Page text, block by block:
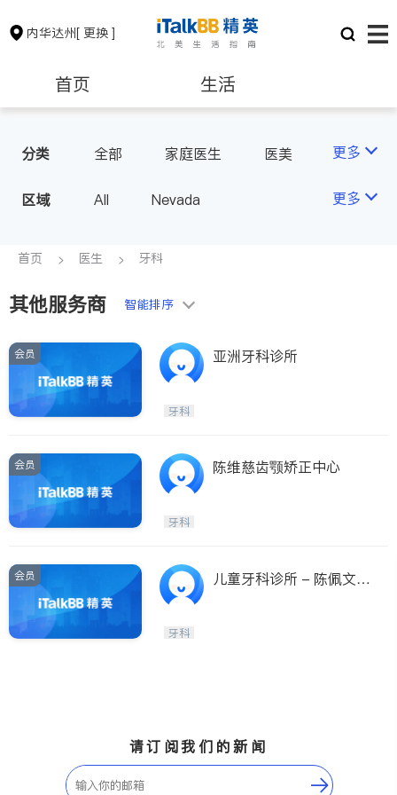
内华达州[ 更换 ]
首页 生活
保险理财 房地产租售
会计师
教育
非盈利组织
分类 全部 家庭医生
医美
心脏科
更多
区域 All Nevada 更多
首页 医生 牙科
其他服务商 智能排序
会员 亚洲牙科诊所
牙科
会员 陈维慈齿颚矫正中心
牙科
会员
儿童牙科诊所 - 陈佩文牙
牙科
请订阅我们的新闻